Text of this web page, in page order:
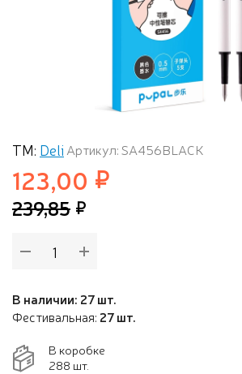
ТМ: Deli Артикул: SA456BLACK
123,00
239,85
В наличии: 27 шт.
Фестивальная: 27 шт.
В коробке
288 шт.